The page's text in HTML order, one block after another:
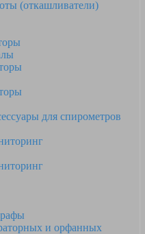
(откашливатели)
для спирометров
и орфанных